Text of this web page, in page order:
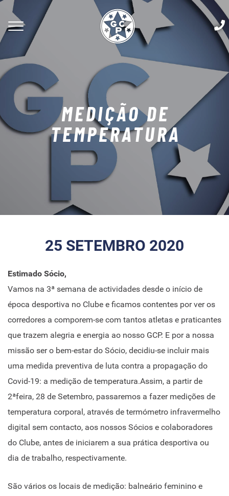
MEDIÇÃO DE
TEMPERATURA
25 SETEMBRO 2020
Estimado Sócio,
Vamos na 3ª semana de actividades desde o início de
época desportiva no Clube e ficamos contentes por ver os
corredores a comporem-se com tantos atletas e praticantes
que trazem alegria e energia ao nosso GCP. E por a nossa
missão ser o bem-estar do Sócio, decidiu-se incluir mais
uma medida preventiva de luta contra a propagação do
Covid-19: a medição de temperatura.Assim, a partir de
2ªfeira, 28 de Setembro, passaremos a fazer medições de
temperatura corporal, através de termómetro infravermelho
digital sem contacto, aos nossos Sócios e colaboradores
do Clube, antes de iniciarem a sua prática desportiva ou
dia de trabalho, respectivamente.
São vários os locais de medição: balneário feminino e